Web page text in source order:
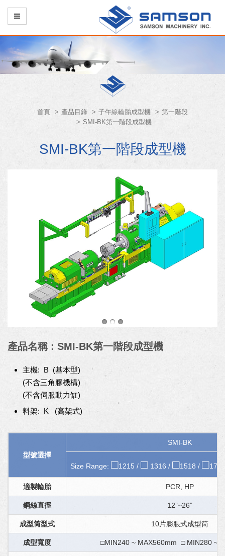
首頁 產品目錄 子午線輪胎成型機
第一階段
SMI-BK第一階段成型機
SMI-BK第一階段成型機
產品名稱 : SMI-BK第一階段成型機
主機: B (基本型)
(不含三角膠機構)
(不含伺服動力缸)
料架: K (高架式)
型號選擇
SMI-BK
Size Range: □1215 / □ 1316 / □1518 / □
適製輪胎 PCR, HP
鋼絲直徑 12”~26”
成型筒型式 10片膨脹式成型筒
成型寬度 □MIN240 ~ MAX560mm □ MIN280 ~